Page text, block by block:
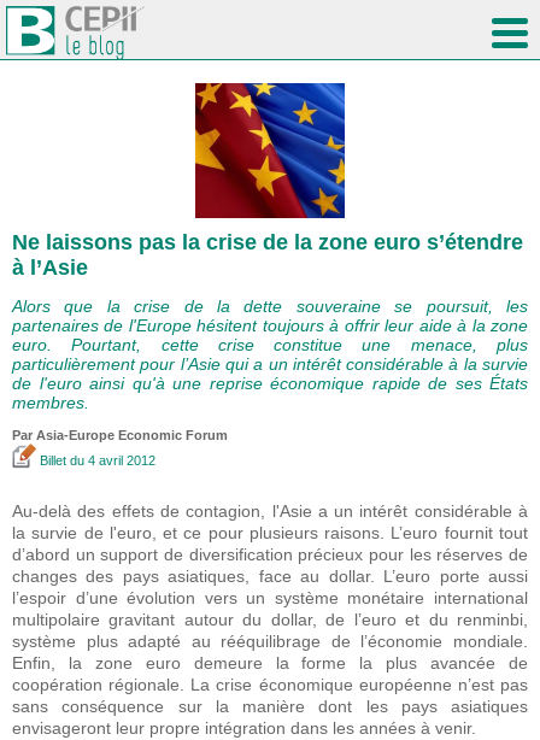
Ne laissons pas la crise de la zone euro s’étendre
à l’Asie
Alors que la crise de la dette souveraine se poursuit, les
partenaires de l'Europe hésitent toujours à offrir leur aide à la zone
euro. Pourtant, cette crise constitue une menace, plus
particulièrement pour l’Asie qui a un intérêt considérable à la survie
de l'euro ainsi qu'à une reprise économique rapide de ses États
membres.
Par Asia-Europe Economic Forum
Billet du 4 avril 2012
Au-delà des effets de contagion, l'Asie a un intérêt considérable à
la survie de l'euro, et ce pour plusieurs raisons. L’euro fournit tout
d’abord un support de diversification précieux pour les réserves de
changes des pays asiatiques, face au dollar. L’euro porte aussi
l’espoir d’une évolution vers un système monétaire international
multipolaire gravitant autour du dollar, de l’euro et du renminbi,
système plus adapté au rééquilibrage de l’économie mondiale.
Enfin, la zone euro demeure la forme la plus avancée de
coopération régionale. La crise économique européenne n’est pas
sans conséquence sur la manière dont les pays asiatiques
envisageront leur propre intégration dans les années à venir.